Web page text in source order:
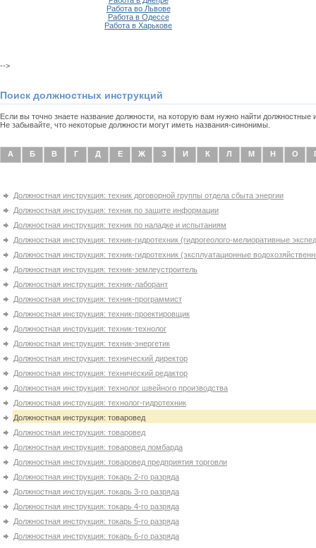
Работа во Львове
Работа в Одессе
Работа в Харькове
-->
Поиск должностных инструкций
Если вы точно знаете название должности, на которую вам нужно найти
Не забывайте, что некоторые должности могут иметь названия-синонимы.
А Б В Г Д Е Ж З И К Л М Н О
Должностная инструкция: техник договорной группы отдела сбыта энергии
Должностная инструкция: техник по защите информации
Должностная инструкция: техник по наладке и испытаниям
Должностная инструкция: техник-гидротехник (гидрогеолого-мелиоративные
Должностная инструкция: техник-гидротехник (эксплуатационные
Должностная инструкция: техник-землеустроитель
Должностная инструкция: техник-лаборант
Должностная инструкция: техник-программист
Должностная инструкция: техник-проектировщик
Должностная инструкция: техник-технолог
Должностная инструкция: техник-энергетик
Должностная инструкция: технический директор
Должностная инструкция: технический редактор
Должностная инструкция: технолог швейного производства
Должностная инструкция: технолог-гидротехник
Должностная инструкция: товаровед
Должностная инструкция: товаровед
Должностная инструкция: товаровед ломбарда
Должностная инструкция: товаровед предприятия торговли
Должностная инструкция: токарь 2-го разряда
Должностная инструкция: токарь 3-го разряда
Должностная инструкция: токарь 4-го разряда
Должностная инструкция: токарь 5-го разряда
Должностная инструкция: токарь 6-го разряда